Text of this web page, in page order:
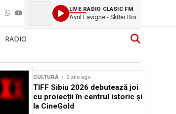
LIVE RADIO CLASIC FM
Avril Lavigne - Sk8er Boi
RADIO
CULTURĂ 2 zile ago
TIFF Sibiu 2026 debutează joi
cu proiecții în centrul istoric și
la CineGold